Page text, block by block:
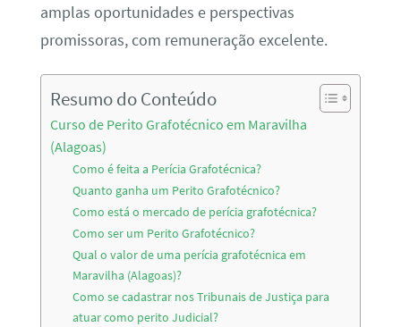
amplas oportunidades e perspectivas
promissoras, com remuneração excelente.
Resumo do Conteúdo
Curso de Perito Grafotécnico em Maravilha
(Alagoas)
Como é feita a Perícia Grafotécnica?
Quanto ganha um Perito Grafotécnico?
Como está o mercado de perícia grafotécnica?
Como ser um Perito Grafotécnico?
Qual o valor de uma perícia grafotécnica em
Maravilha (Alagoas)?
Como se cadastrar nos Tribunais de Justiça para
atuar como perito Judicial?